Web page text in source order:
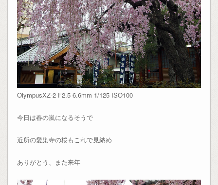
OlympusXZ-2 F2.5 6.6mm 1/125 ISO100
今日は春の嵐になるそうで
近所の愛染寺の桜もこれで見納め
ありがとう、また来年